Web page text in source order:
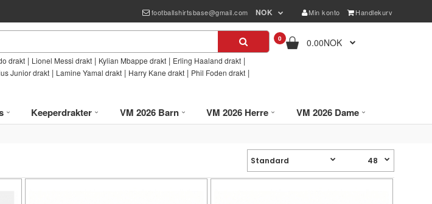
footballshirtsbase@gmail.com NOK Min konto Handlekurv
drakt | Lionel Messi drakt | Kylian Mbappe drakt | Erling Haaland drakt |
Junior drakt | Lamine Yamal drakt | Harry Kane drakt | Phil Foden drakt |
0 0.00NOK
Keeperdrakter VM 2026 Barn VM 2026 Herre VM 2026 Dame